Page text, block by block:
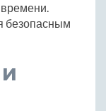
времени.
безопасным